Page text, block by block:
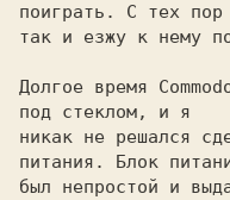
поиграть. С тех пор
так и езжу к нему
Долгое время
под стеклом, и я
никак не решался
питания. Блок
был непростой и